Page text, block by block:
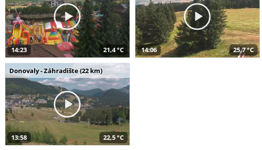
14:23 21,4 °C 14:06 25,7 °C
Donovaly - Záhradište (22 km)
13:58 22,5 °C